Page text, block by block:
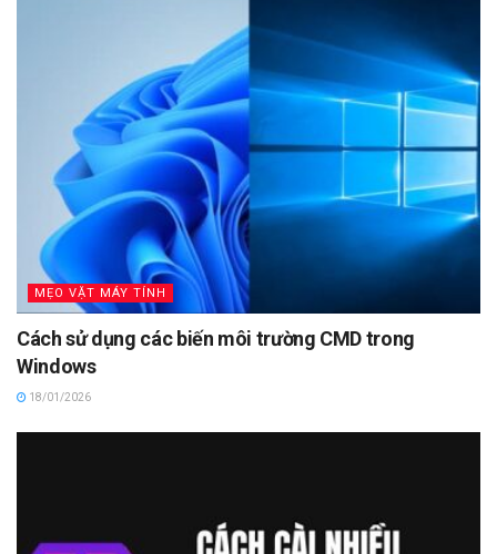
MẸO VẶT MÁY TÍNH
Cách sử dụng các biến môi trường CMD trong
Windows
18/01/2026